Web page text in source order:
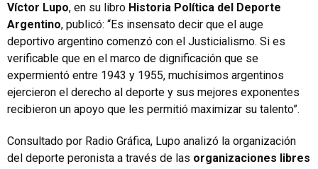
Víctor Lupo, en su libro Historia Política del Deporte
Argentino, publicó: “Es insensato decir que el auge
deportivo argentino comenzó con el Justicialismo. Si es
verificable que en el marco de dignificación que se
expermientó entre 1943 y 1955, muchísimos argentinos
ejercieron el derecho al deporte y sus mejores exponentes
recibieron un apoyo que les permitió maximizar su talento”.
Consultado por Radio Gráfica, Lupo analizó la organización
del deporte peronista a través de las organizaciones libres